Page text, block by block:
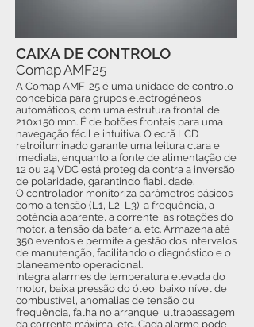
A Comap AMF-25 é uma unidade de controlo
concebida para grupos electrogéneos
automáticos, com uma estrutura frontal de
210x150 mm. É de botões frontais para uma
navegação fácil e intuitiva. O ecrã LCD
retroiluminado garante uma leitura clara e
imediata, enquanto a fonte de alimentação de
12 ou 24 VDC está protegida contra a inversão
de polaridade, garantindo fiabilidade.
O controlador monitoriza parâmetros básicos
como a tensão (L1, L2, L3), a frequência, a
potência aparente, a corrente, as rotações do
motor, a tensão da bateria, etc. Armazena até
350 eventos e permite a gestão dos intervalos
de manutenção, facilitando o diagnóstico e o
planeamento operacional.
Integra alarmes de temperatura elevada do
motor, baixa pressão do óleo, baixo nível de
combustível, anomalias de tensão ou
frequência, falha no arranque, ultrapassagem
da corrente máxima, etc.. Cada alarme pode
CAIXA DE CONTROLO
Comap AMF25